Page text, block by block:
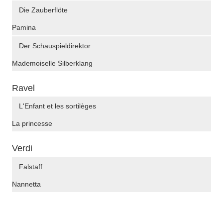
Die Zauberflöte
Pamina
Der Schauspieldirektor
Mademoiselle Silberklang
Ravel
L'Enfant et les sortilèges
La princesse
Verdi
Falstaff
Nannetta